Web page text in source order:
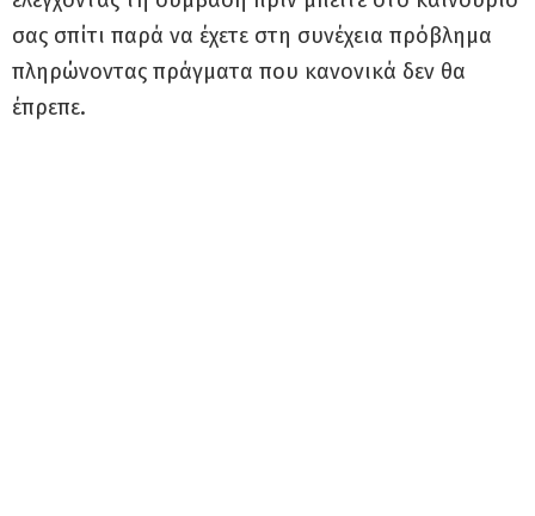
σας σπίτι παρά να έχετε στη συνέχεια πρόβλημα
πληρώνοντας πράγματα που κανονικά δεν θα
έπρεπε.